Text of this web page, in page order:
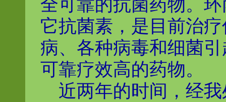
全可靠的抗菌药物。
它抗菌素，是目前治
病、各种病毒和细菌
可靠疗效高的药物。
近两年的时间，经我